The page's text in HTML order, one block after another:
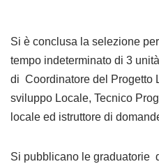
Si è conclusa la selezione
tempo indeterminato di 3
di Coordinatore del Progetto
sviluppo Locale, Tecnico
locale ed istruttore di
Si pubblicano le graduatorie